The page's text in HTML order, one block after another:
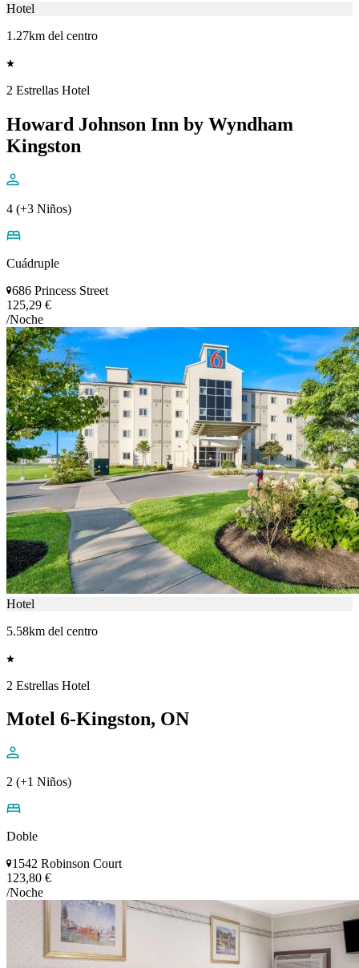
Hotel
1.27km del centro
2 Estrellas Hotel
Howard Johnson Inn by Wyndham
Kingston
4 (+3 Niños)
Cuádruple
686 Princess Street
125,29 €
/Noche
Hotel
5.58km del centro
2 Estrellas Hotel
Motel 6-Kingston, ON
2 (+1 Niños)
Doble
1542 Robinson Court
123,80 €
/Noche